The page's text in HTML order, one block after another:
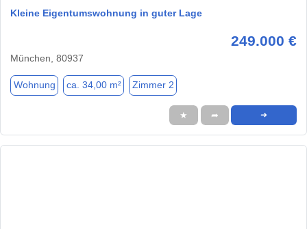
Kleine Eigentumswohnung in guter Lage
249.000 €
München, 80937
Wohnung ca. 34,00 m² Zimmer 2
★ ➦ ➜